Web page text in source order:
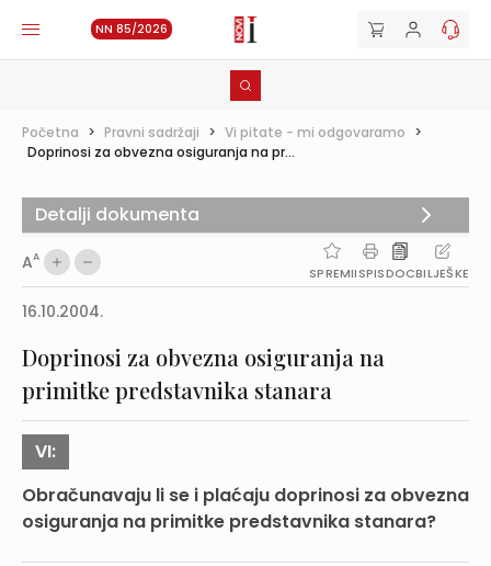
NN 85/2026
Početna > Pravni sadržaji > Vi pitate - mi odgovaramo >
Doprinosi za obvezna osiguranja na pr...
AA
SPREMIISPISDOCBILJEŠKE
16.10.2004.
Doprinosi za obvezna osiguranja na
primitke predstavnika stanara
VI:
Obračunavaju li se i plaćaju doprinosi za obvezna
osiguranja na primitke predstavnika stanara?
Detalji dokumenta